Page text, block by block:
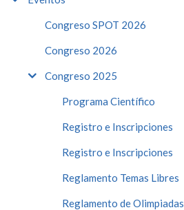
Congreso SPOT 2026
Congreso 2026
Congreso 2025
Programa Científico
Registro e Inscripciones
Registro e Inscripciones
Reglamento Temas Libres
Reglamento de Olimpiadas